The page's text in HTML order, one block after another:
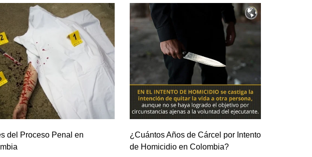
del Proceso Penal en
¿Cuántos Años de Cárcel por Intento
de Homicidio en Colombia?